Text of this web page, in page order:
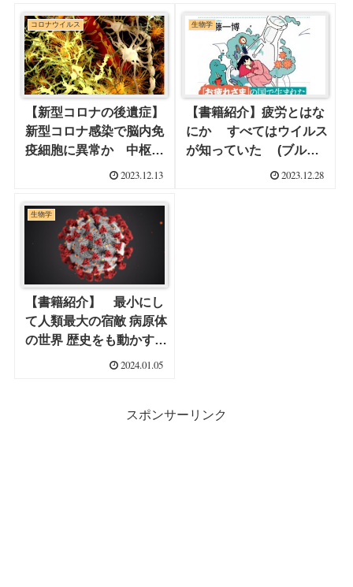
コロナウイルス
【新型コロナの後遺症】
新型コロナ感染で脳内免
疫細胞に異常か 中枢神
経の後遺症の一因？2023.12.13
生物学
【書籍紹介】疲労とはな
にか すべてはウイルス
が知っていた (ブルー
バックス) 新書 近藤 一
2023.12.28
生物学
【書籍紹介】 最小にし
て人類最大の宿敵 病原体
の世界 歴史をも動かすミ
クロの攻防 さまざまな
2024.01.05
スポンサーリンク